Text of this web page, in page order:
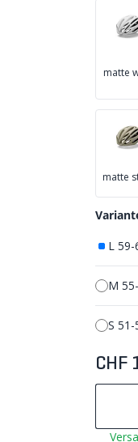
matte
matte
L 59-
M
S 51-
CHF